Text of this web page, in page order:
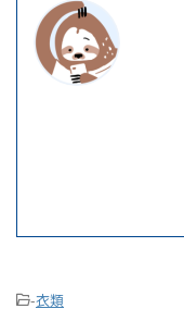
-衣類